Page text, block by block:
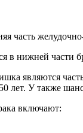
часть
в нижней части
являются
лет. У также
включают: